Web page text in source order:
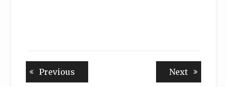
Beitragsnavigation
Previous NextNext